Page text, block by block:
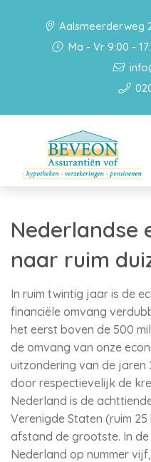
Aalsmeerderweg
Ma - Vr 9:00 -
Nederlandse
naar ruim
In ruim twintig jaar is de
financiële omvang
het eerst boven de 500
de omvang van onze
uitzondering van de jaren
door respectievelijk de
Nederland is de
Verenigde Staten (ruim
afstand de grootste. In
Nederland op nummer